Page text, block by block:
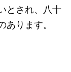
とされ、八十
あります。